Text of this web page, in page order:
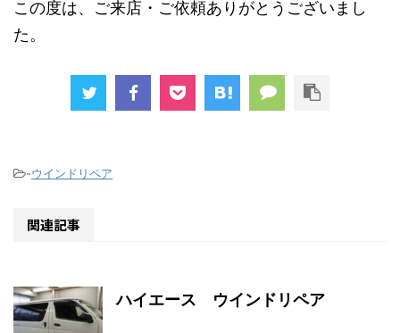
この度は、ご来店・ご依頼ありがとうございまし
た。
-ウインドリペア
関連記事
ハイエース ウインドリペア